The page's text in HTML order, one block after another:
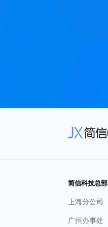
简信科技总部
上海分公司
广州办事处